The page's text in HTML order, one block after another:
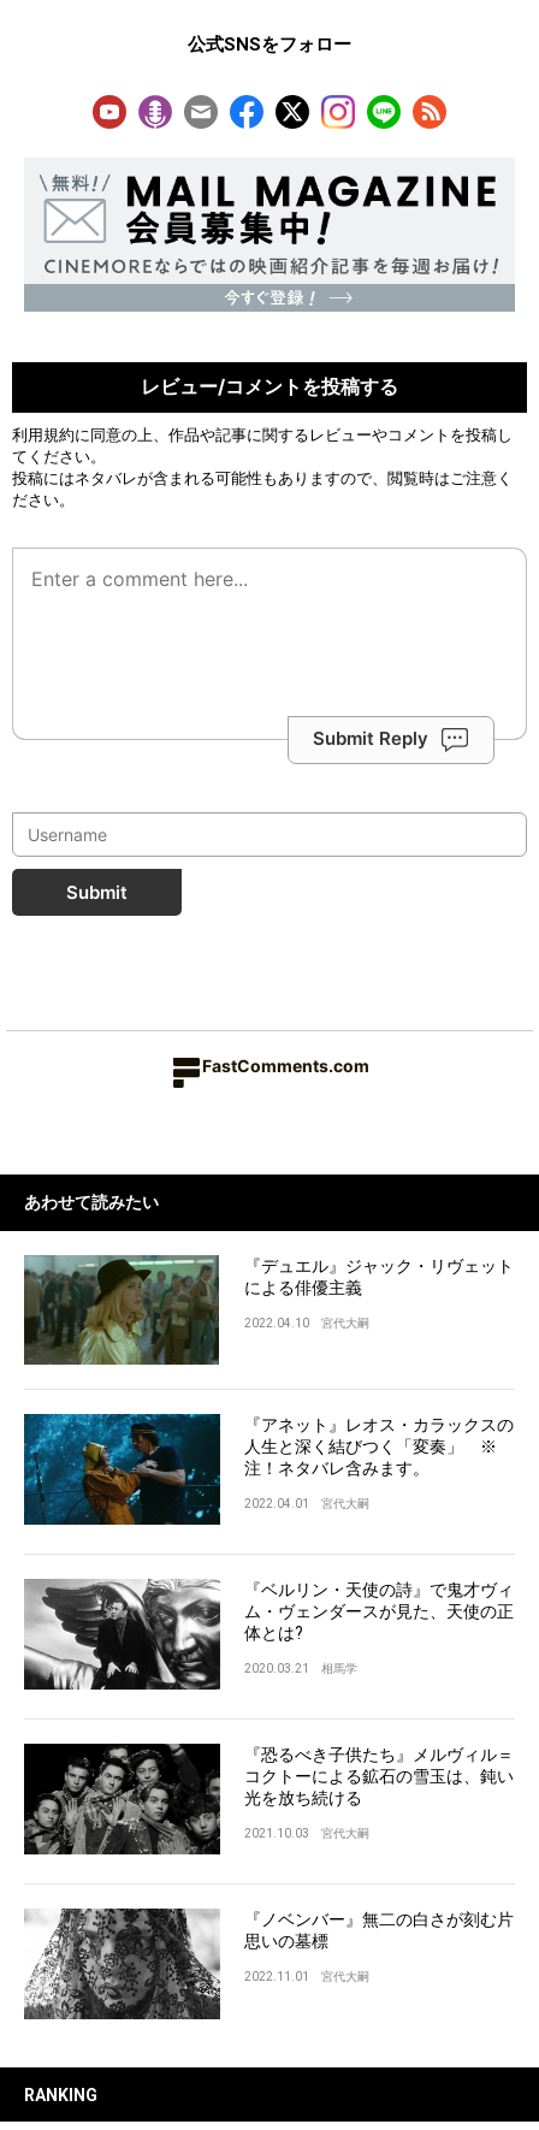
公式SNSをフォロー
レビュー/コメントを投稿する
利用規約に同意の上、作品や記事に関するレビューやコメントを投稿し
てください。
投稿にはネタバレが含まれる可能性もありますので、閲覧時はご注意く
ださい。
Submit Reply
Submit
FastComments.com
あわせて読みたい
『デュエル』ジャック・リヴェット
による俳優主義
2022.04.10 宮代大嗣
『アネット』レオス・カラックスの
人生と深く結びつく「変奏」 ※
注！ネタバレ含みます。
2022.04.01 宮代大嗣
『ベルリン・天使の詩』で鬼才ヴィ
ム・ヴェンダースが見た、天使の正
体とは?
2020.03.21 相馬学
『恐るべき子供たち』メルヴィル＝
コクトーによる鉱石の雪玉は、鈍い
光を放ち続ける
2021.10.03 宮代大嗣
『ノベンバー』無二の白さが刻む片
思いの墓標
2022.11.01 宮代大嗣
RANKING